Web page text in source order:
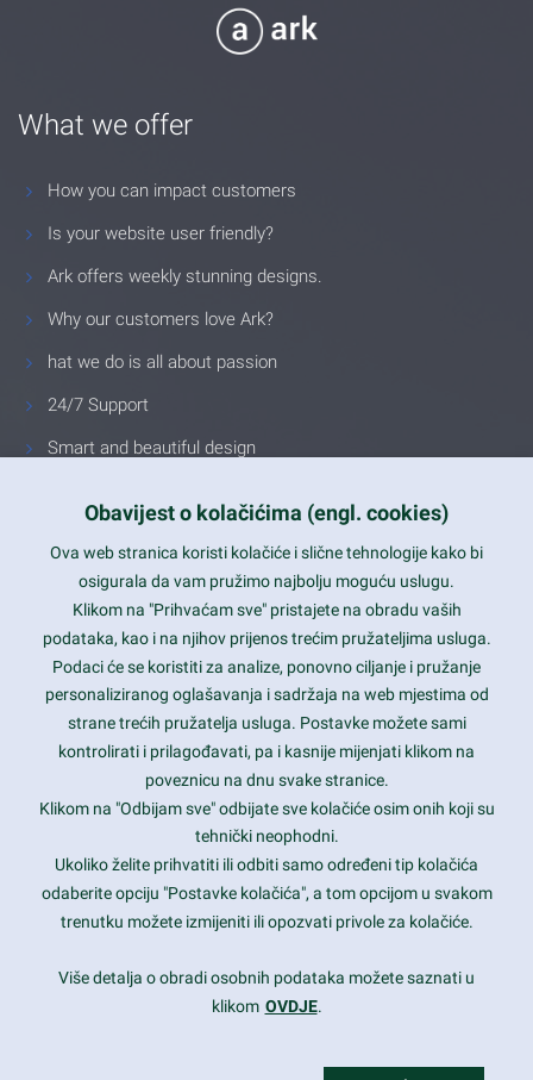
What we offer
How you can impact customers
Is your website user friendly?
Ark offers weekly stunning designs.
Why our customers love Ark?
hat we do is all about passion
24/7 Support
Smart and beautiful design
Latest trends and much more...
Contact Info
1600 Amphitheatre Parkway, Mountain View, CA 94043
prothemes.net@gmail.com
Daily: 9:00 am - 6:00 pm
Sunday: Closed
Copyright 2017FRESHFACE© All Rights Reserved
Obavijest o kolačićima (engl. cookies)
Ova web stranica koristi kolačiće i slične tehnologije kako bi
osigurala da vam pružimo najbolju moguću uslugu.
Klikom na "Prihvaćam sve" pristajete na obradu vaših
podataka, kao i na njihov prijenos trećim pružateljima usluga.
Podaci će se koristiti za analize, ponovno ciljanje i pružanje
personaliziranog oglašavanja i sadržaja na web mjestima od
strane trećih pružatelja usluga. Postavke možete sami
kontrolirati i prilagođavati, pa i kasnije mijenjati klikom na
poveznicu na dnu svake stranice.
Klikom na "Odbijam sve" odbijate sve kolačiće osim onih koji su
tehnički neophodni.
Ukoliko želite prihvatiti ili odbiti samo određeni tip kolačića
odaberite opciju "Postavke kolačića", a tom opcijom u svakom
trenutku možete izmijeniti ili opozvati privole za kolačiće.
Više detalja o obradi osobnih podataka možete saznati u
klikom OVDJE.